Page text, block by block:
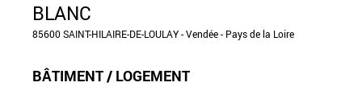
BLANC
85600 SAINT-HILAIRE-DE-LOULAY - Vendée - Pays de la Loire
BÂTIMENT / LOGEMENT